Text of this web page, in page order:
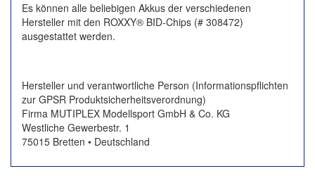
Es können alle beliebigen Akkus der verschiedenen
Hersteller mit den ROXXY® BID-Chips (# 308472)
ausgestattet werden.
Hersteller und verantwortliche Person (Informationspflichten
zur GPSR Produktsicherheitsverordnung)
Firma MUTIPLEX Modellsport GmbH & Co. KG
Westliche Gewerbestr. 1
75015 Bretten • Deutschland